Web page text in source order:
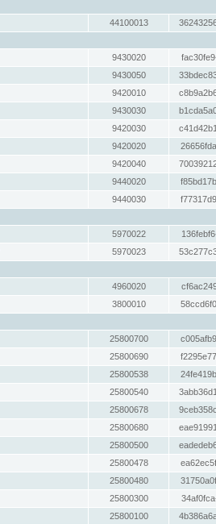
44100013
9430020
9430050
9420010
9430030
9420030
9420020
9420040
9440020
9440030
5970022
5970023
4960020
3800010
25800700
25800690
25800538
25800540
25800678
25800680
25800500
25800478
25800480
25800300
25800100